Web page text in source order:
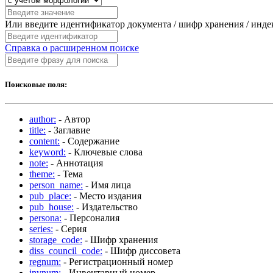
Или введите идентификатор документа / шифр хранения /
Справка о расширенном поиске
Поисковые поля:
author: - Автор
title: - Заглавие
content: - Содержание
keyword: - Ключевые слова
note: - Аннотация
theme: - Тема
person_name: - Имя лица
pub_place: - Место издания
pub_house: - Издательство
persona: - Персоналия
series: - Серия
storage_code: - Шифр хранения
diss_council_code: - Шифр диссовета
regnum: - Регистрационный номер